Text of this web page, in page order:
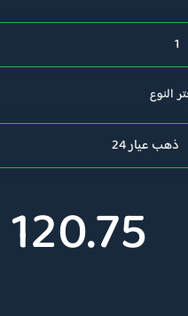
النوع
120.75